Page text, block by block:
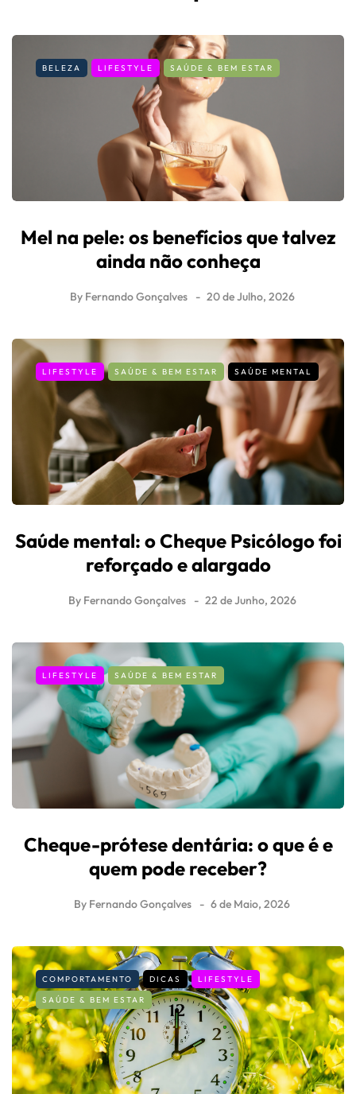
PREVIOUS
Capitão Fausto dão início a digressão
este mês
NEXT
IRS 2022: as datas que tem de
Related posts
BELEZA LIFESTYLE SAÚDE & BEM ESTAR
Mel na pele: os benefícios que talvez
ByFernando Gonçalves 20 de Julho, 2026
LIFESTYLE SAÚDE & BEM ESTAR SAÚDE MENTAL
Saúde mental: o Cheque Psicólogo foi
ByFernando Gonçalves 22 de Junho, 2026
LIFESTYLE SAÚDE & BEM ESTAR